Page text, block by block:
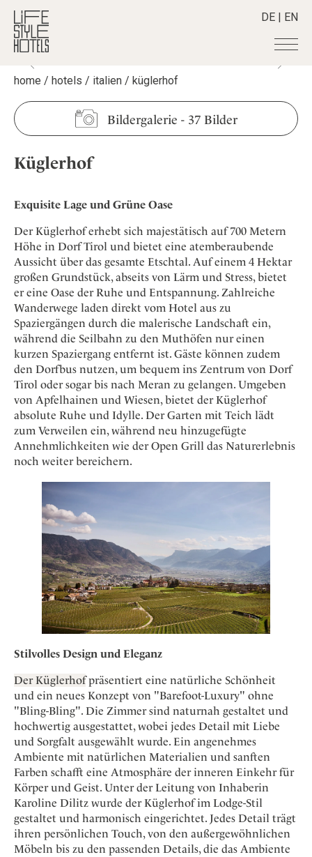
DE | EN
Hotels +
Alle Hotels
Alpine Lifestyle
Beach
Countryside
New Member
Wellness
Destinationen +
Alle Destinationen
Belgien
Griechenland
Indonesien
Italien
Japan
Kroatien
Mexico
Niederlande
Österreich
Portugal
Schweden
Spanien
Schweiz
Stories +
Alle Stories
Aktiv & Wellness
Culture
Design & Architektur
Eat & Drink
Mindful Traveller
Osterkalender
Persönlichkeiten
Shop +
Lifestylehotels BOOK
The Stylemate Magazin/e
Gutschein/Voucher
Smart Traveller
Newsletter Anmeldung
Become a member
+
Member Benefits
Register your Hotel
About us +
Mission Statement
Our Story
Career
Kontakt
Impressum
Adventkalender
home / hotels / italien / küglerhof
Bildergalerie - 37 Bilder
Küglerhof
Exquisite Lage und Grüne Oase
Der Küglerhof erhebt sich majestätisch auf 700 Metern
Höhe in Dorf Tirol und bietet eine atemberaubende
Aussicht über das gesamte Etschtal. Auf einem 4 Hektar
großen Grundstück, abseits von Lärm und Stress, bietet
er eine Oase der Ruhe und Entspannung. Zahlreiche
Wanderwege laden direkt vom Hotel aus zu
Spaziergängen durch die malerische Landschaft ein,
während die Seilbahn zu den Muthöfen nur einen
kurzen Spaziergang entfernt ist. Gäste können zudem
den Dorfbus nutzen, um bequem ins Zentrum von Dorf
Tirol oder sogar bis nach Meran zu gelangen. Umgeben
von Apfelhainen und Wiesen, bietet der Küglerhof
absolute Ruhe und Idylle. Der Garten mit Teich lädt
zum Verweilen ein, während neu hinzugefügte
Annehmlichkeiten wie der Open Grill das Naturerlebnis
noch weiter bereichern.
Stilvolles Design und Eleganz
Der Küglerhofpräsentiert eine natürliche Schönheit
und ein neues Konzept von "Barefoot-Luxury" ohne
"Bling-Bling". Die Zimmer sind naturnah gestaltet und
hochwertig ausgestattet, wobei jedes Detail mit Liebe
und Sorgfalt ausgewählt wurde. Ein angenehmes
Ambiente mit natürlichen Materialien und sanften
Farben schafft eine Atmosphäre der inneren Einkehr für
Körper und Geist. Unter der Leitung von Inhaberin
Karoline Dilitz wurde der Küglerhof im Lodge-Stil
gestaltet und harmonisch eingerichtet. Jedes Detail trägt
ihren persönlichen Touch, von den außergewöhnlichen
Möbeln bis zu den passenden Details, die das Ambiente